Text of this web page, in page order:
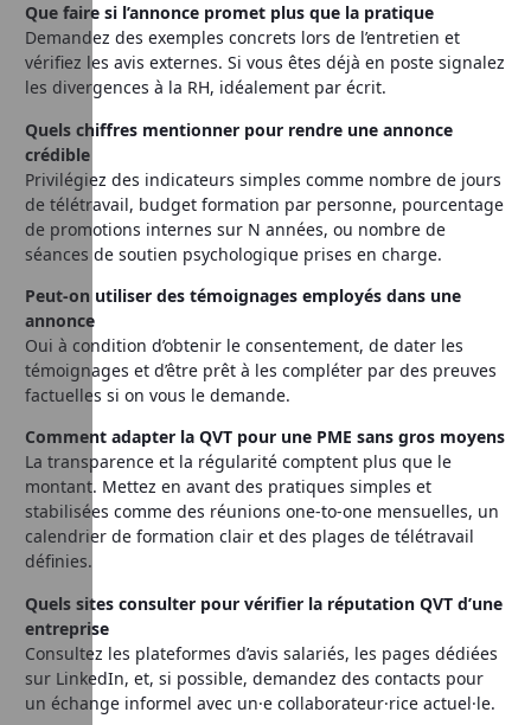
Que faire si l’annonce promet plus que la pratique
Demandez des exemples concrets lors de l’entretien et
vérifiez les avis externes. Si vous êtes déjà en poste signalez
les divergences à la RH, idéalement par écrit.
Quels chiffres mentionner pour rendre une annonce
crédible
Privilégiez des indicateurs simples comme nombre de jours
de télétravail, budget formation par personne, pourcentage
de promotions internes sur N années, ou nombre de
séances de soutien psychologique prises en charge.
Peut-on utiliser des témoignages employés dans une
annonce
Oui à condition d’obtenir le consentement, de dater les
témoignages et d’être prêt à les compléter par des preuves
factuelles si on vous le demande.
Comment adapter la QVT pour une PME sans gros moyens
La transparence et la régularité comptent plus que le
montant. Mettez en avant des pratiques simples et
stabilisées comme des réunions one-to-one mensuelles, un
calendrier de formation clair et des plages de télétravail
définies.
Quels sites consulter pour vérifier la réputation QVT d’une
entreprise
Consultez les plateformes d’avis salariés, les pages dédiées
sur LinkedIn, et, si possible, demandez des contacts pour
un échange informel avec un·e collaborateur·rice actuel·le.